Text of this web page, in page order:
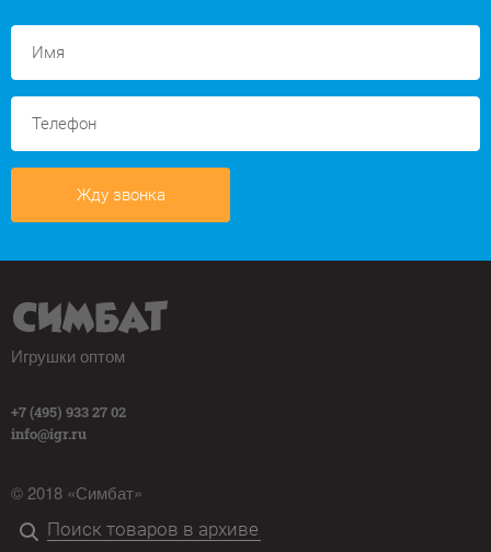
Жду звонка
Игрушки оптом
+7 (495) 933 27 02
info@igr.ru
© 2018 «Симбат»